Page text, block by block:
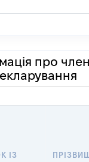
про
ІЗ